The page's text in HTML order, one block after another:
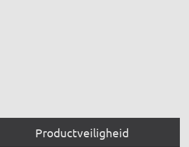
Productveiligheid